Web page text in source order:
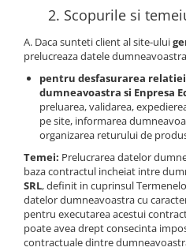
2. Scopurile si
A. Daca sunteti client al site-ului
prelucreaza datele
pentru desfasurarea
dumneavoastra si Enpresa
preluarea, validarea,
pe site, informarea
organizarea returului de
Temei: Prelucrarea datelor
baza contractul incheiat intre
SRL, definit in cuprinsul
datelor dumneavoastra cu
pentru executarea acestui
poate avea drept consecinta
contractuale dintre